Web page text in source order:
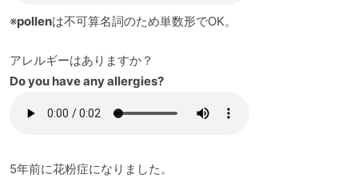
※pollenは不可算名詞のため単数形でOK。
アレルギーはありますか？
Do you have any allergies?
5年前に花粉症になりました。